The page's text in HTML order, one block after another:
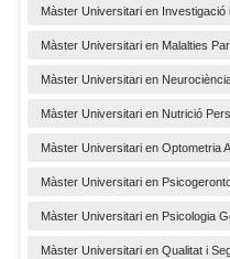
Màster Universitari en
Màster Universitari en Malalties
Màster Universitari en
Màster Universitari en Nutrició
Màster Universitari en Optometria
Màster Universitari en
Màster Universitari en Psicologia
Màster Universitari en Qualitat i